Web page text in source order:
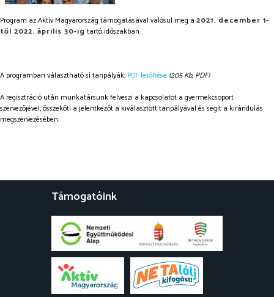
Program az Aktív Magyarország támogatásával valósul meg a 2021. december 1-
től 2022. április 30-ig tartó időszakban.
A programban választható sí tanpályák: PDF letöltése (205 Kb, PDF)
A regisztráció után munkatársunk felveszi a kapcsolatot a gyermekcsoport
szervezőjével, összeköti a jelentkezőt a kiválasztott tanpályával és segít a kirándulás
megszervezésében.
Támogatóink